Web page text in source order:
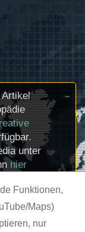
Funktionen,
Maps)
nur
Artikel
unter
hier
können